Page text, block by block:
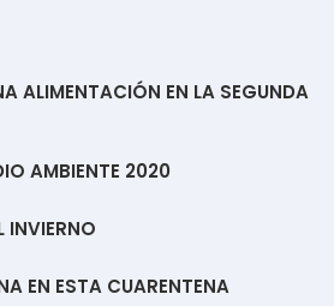
ALIMENTACIÓN EN LA SEGUNDA
AMBIENTE 2020
INVIERNO
EN ESTA CUARENTENA